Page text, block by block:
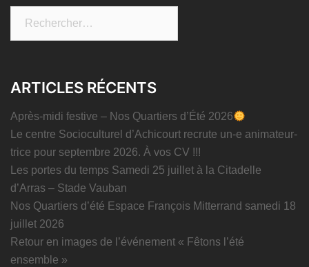
ARTICLES RÉCENTS
Après-midi festive – Nos Quartiers d’Été 2026
Le centre Socioculturel d’Achicourt recrute un-e animateur-
trice pour septembre 2026. À vos CV !!!
Les portes du temps Samedi 25 juillet à la Citadelle
d’Arras – Stade Vauban
Nos Quartiers d’été Espace François Mitterrand samedi 18
juillet 2026
Retour en images de l’événement « Fêtons l’été
ensemble »